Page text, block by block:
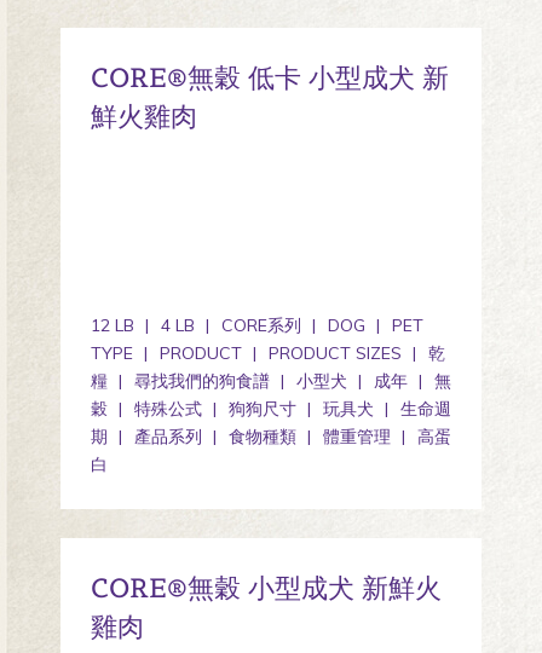
CORE®無穀 低卡 小型成犬 新
鮮火雞肉
12 LB 4 LB CORE系列 DOG
PET
TYPE
PRODUCT PRODUCT SIZES
乾
糧
尋找我們的狗食譜 小型犬 成年
無
穀
特殊公式 狗狗尺寸 玩具犬
生命週
期
產品系列 食物種類 體重管理
高蛋
白
CORE®無穀 小型成犬 新鮮火
雞肉